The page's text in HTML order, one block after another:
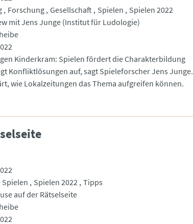
Forschung Gesellschaft Spielen
Spielen 2022
mit Jens Junge (Institut für Ludologie)
Kinderkram: Spielen fördert die Charakterbildung
Konfliktlösungen auf, sagt Spieleforscher Jens Junge.
wie Lokalzeitungen das Thema aufgreifen können.
Spielen Spielen 2022 Tipps
auf der Rätselseite